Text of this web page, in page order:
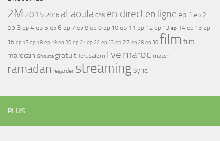
2M 2015 2016 al aoula CAN en directen ligne ep 1 ep 2
ep 3ep 4ep 5 ep 6 ep 7 ep 8 ep 9 ep 10 ep 11 ep 12 ep 13 ep 14 ep 15 ep
16 ep 17 ep 18 ep 19 ep 20 ep 21 ep 22 ep 23 ep 27 ep 28 ep 30 film film
marocain Ghouta gratuit Jerusalem live maroc match
ramadan regarder streamingSyria
PLUS